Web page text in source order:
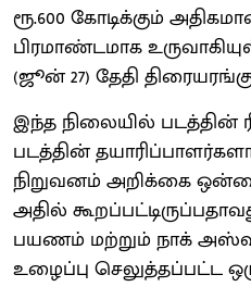
ரூ.600 கோடிக்கும்
பிரமாண்டமாக
(ஜூன் 27) தேதி
இந்த நிலையில் படத்தின்
படத்தின்
நிறுவனம் அறிக்கை
அதில்
பயணம் மற்றும் நாக்
உழைப்பு செலுத்தப்பட்ட